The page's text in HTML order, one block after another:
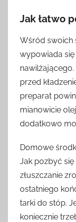
Jak łatwo
Wśród swoich
wypowiada
przed
preparat
mianowicie
dodatkowo
Domowe
Jak pozbyć
złuszczanie
ostatniego
tarki do stóp.
koniecznie